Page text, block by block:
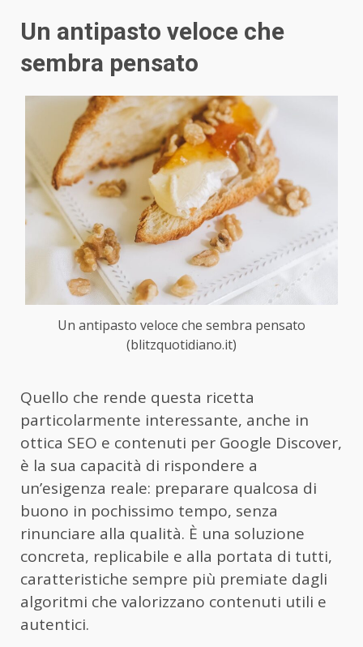
Un antipasto veloce che
sembra pensato
Un antipasto veloce che sembra pensato
(blitzquotidiano.it)
Quello che rende questa ricetta
particolarmente interessante, anche in
ottica SEO e contenuti per Google Discover,
è la sua capacità di rispondere a
un’esigenza reale: preparare qualcosa di
buono in pochissimo tempo, senza
rinunciare alla qualità. È una soluzione
concreta, replicabile e alla portata di tutti,
caratteristiche sempre più premiate dagli
algoritmi che valorizzano contenuti utili e
autentici.